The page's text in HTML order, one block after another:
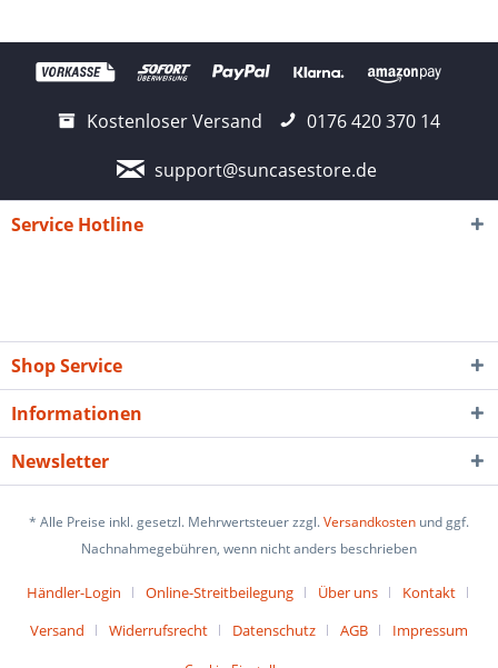
Kostenloser Versand
0176 420 370 14
support@suncasestore.de
Service Hotline
Shop Service
Informationen
Newsletter
* Alle Preise inkl. gesetzl. Mehrwertsteuer zzgl.Versandkosten und ggf.
Nachnahmegebühren, wenn nicht anders beschrieben
Händler-Login Online-Streitbeilegung Über uns
Kontakt
Versand
Widerrufsrecht Datenschutz AGB Impressum